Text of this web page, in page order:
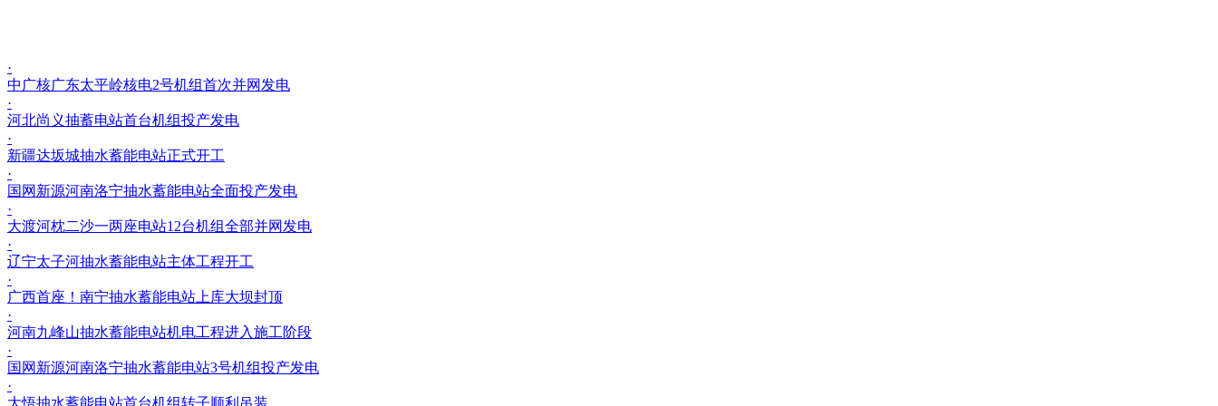
·
中广核广东太平岭核电2号机组首次并网发电
·
河北尚义抽蓄电站首台机组投产发电
·
新疆达坂城抽水蓄能电站正式开工
·
国网新源河南洛宁抽水蓄能电站全面投产发电
·
大渡河枕二沙一两座电站12台机组全部并网发电
·
辽宁太子河抽水蓄能电站主体工程开工
·
广西首座！南宁抽水蓄能电站上库大坝封顶
·
河南九峰山抽水蓄能电站机电工程进入施工阶段
·
国网新源河南洛宁抽水蓄能电站3号机组投产发电
·
大悟抽水蓄能电站首台机组转子顺利吊装